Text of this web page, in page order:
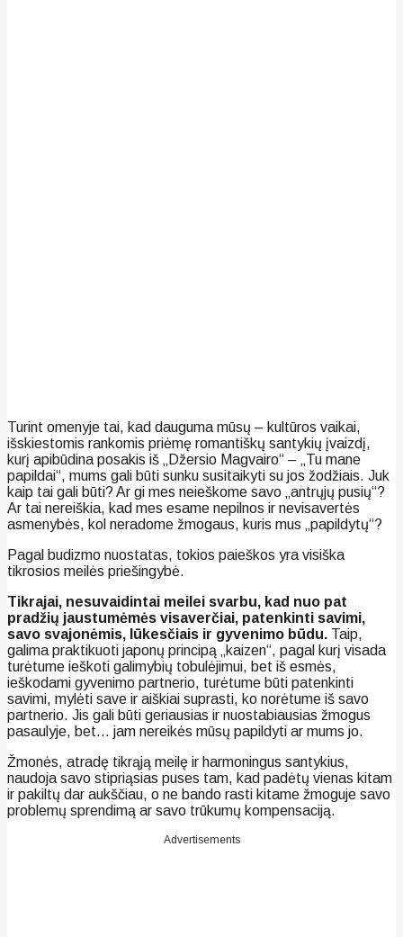
Turint omenyje tai, kad dauguma mūsų – kultūros vaikai,
išskiestomis rankomis priėmę romantiškų santykių įvaizdį,
kurį apibūdina posakis iš „Džersio Magvairo“ – „Tu mane
papildai“, mums gali būti sunku susitaikyti su jos žodžiais. Juk
kaip tai gali būti? Ar gi mes neieškome savo „antrųjų pusių“?
Ar tai nereiškia, kad mes esame nepilnos ir nevisavertės
asmenybės, kol neradome žmogaus, kuris mus „papildytų“?
Pagal budizmo nuostatas, tokios paieškos yra visiška
tikrosios meilės priešingybė.
Tikrajai, nesuvaidintai meilei svarbu, kad nuo pat
pradžių jaustumėmės visaverčiai, patenkinti savimi,
savo svajonėmis, lūkesčiais ir gyvenimo būdu. Taip,
galima praktikuoti japonų principą „kaizen“, pagal kurį visada
turėtume ieškoti galimybių tobulėjimui, bet iš esmės,
ieškodami gyvenimo partnerio, turėtume būti patenkinti
savimi, mylėti save ir aiškiai suprasti, ko norėtume iš savo
partnerio. Jis gali būti geriausias ir nuostabiausias žmogus
pasaulyje, bet… jam nereikės mūsų papildyti ar mums jo.
Žmonės, atradę tikrąją meilę ir harmoningus santykius,
naudoja savo stipriąsias puses tam, kad padėtų vienas kitam
ir pakiltų dar aukščiau, o ne bando rasti kitame žmoguje savo
problemų sprendimą ar savo trūkumų kompensaciją.
Advertisements